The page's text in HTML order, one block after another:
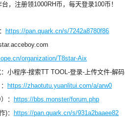
，注册领1000RH币，每天登录100币！
https://pan.quark.cn/s/7242a8780f86
organization/T8star-Aix
小程序-搜索TT TOOL-登录-上传文件-解码
https://zhaotutu.yuanlitui.com/a/arw0
：
https://bbs.monster/forum.php
)：
https://pan.quark.cn/s/931a2baaee82